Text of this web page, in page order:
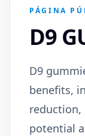
PÁGINA
D9
D9
benefits,
reduction,
potential